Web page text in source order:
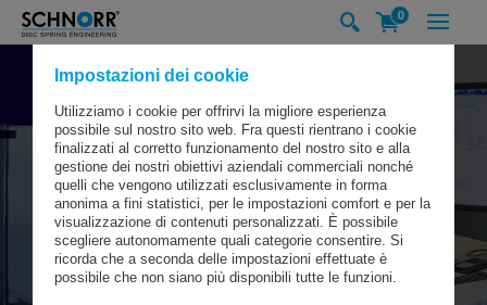
Impostazioni dei cookie
Utilizziamo i cookie per offrirvi la migliore esperienza
possibile sul nostro sito web. Fra questi rientrano i cookie
finalizzati al corretto funzionamento del nostro sito e alla
gestione dei nostri obiettivi aziendali commerciali nonché
quelli che vengono utilizzati esclusivamente in forma
anonima a fini statistici, per le impostazioni comfort e per la
visualizzazione di contenuti personalizzati. È possibile
scegliere autonomamente quali categorie consentire. Si
ricorda che a seconda delle impostazioni effettuate è
possibile che non siano più disponibili tutte le funzioni.
0